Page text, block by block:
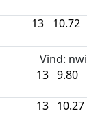
13 10.72
Vind: nwi
13 9.80
13 10.27